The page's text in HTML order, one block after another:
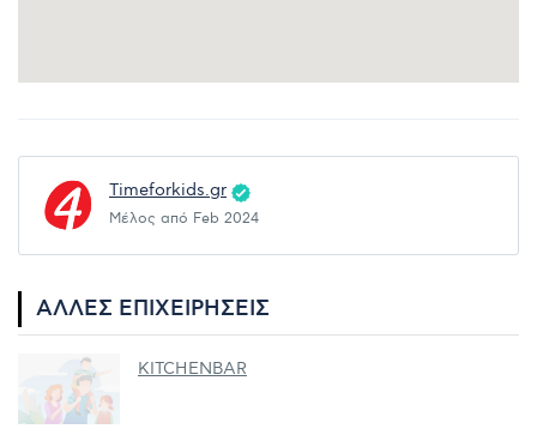
Timeforkids.gr
Μέλος από Feb 2024
ΆΛΛΕΣ ΕΠΙΧΕΙΡΉΣΕΙΣ
KITCHENBAR